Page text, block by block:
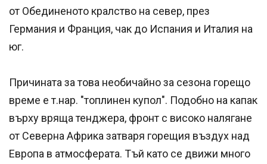
от Обединеното кралство на север, през
Германия и Франция, чак до Испания и Италия на
юг.
Причината за това необичайно за сезона горещо
време е т.нар. "топлинен купол". Подобно на капак
върху вряща тенджера, фронт с високо налягане
от Северна Африка затваря горещия въздух над
Европа в атмосферата. Тъй като се движи много